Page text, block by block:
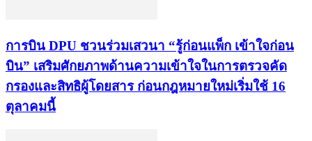
การบิน DPU ชวนร่วมเสวนา “รู้ก่อนแพ็ก เข้าใจก่อน
บิน” เสริมศักยภาพด้านความเข้าใจในการตรวจคัด
กรองและสิทธิผู้โดยสาร ก่อนกฎหมายใหม่เริ่มใช้ 16
ตุลาคมนี้